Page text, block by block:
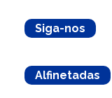
Siga-nos
Alfinetadas